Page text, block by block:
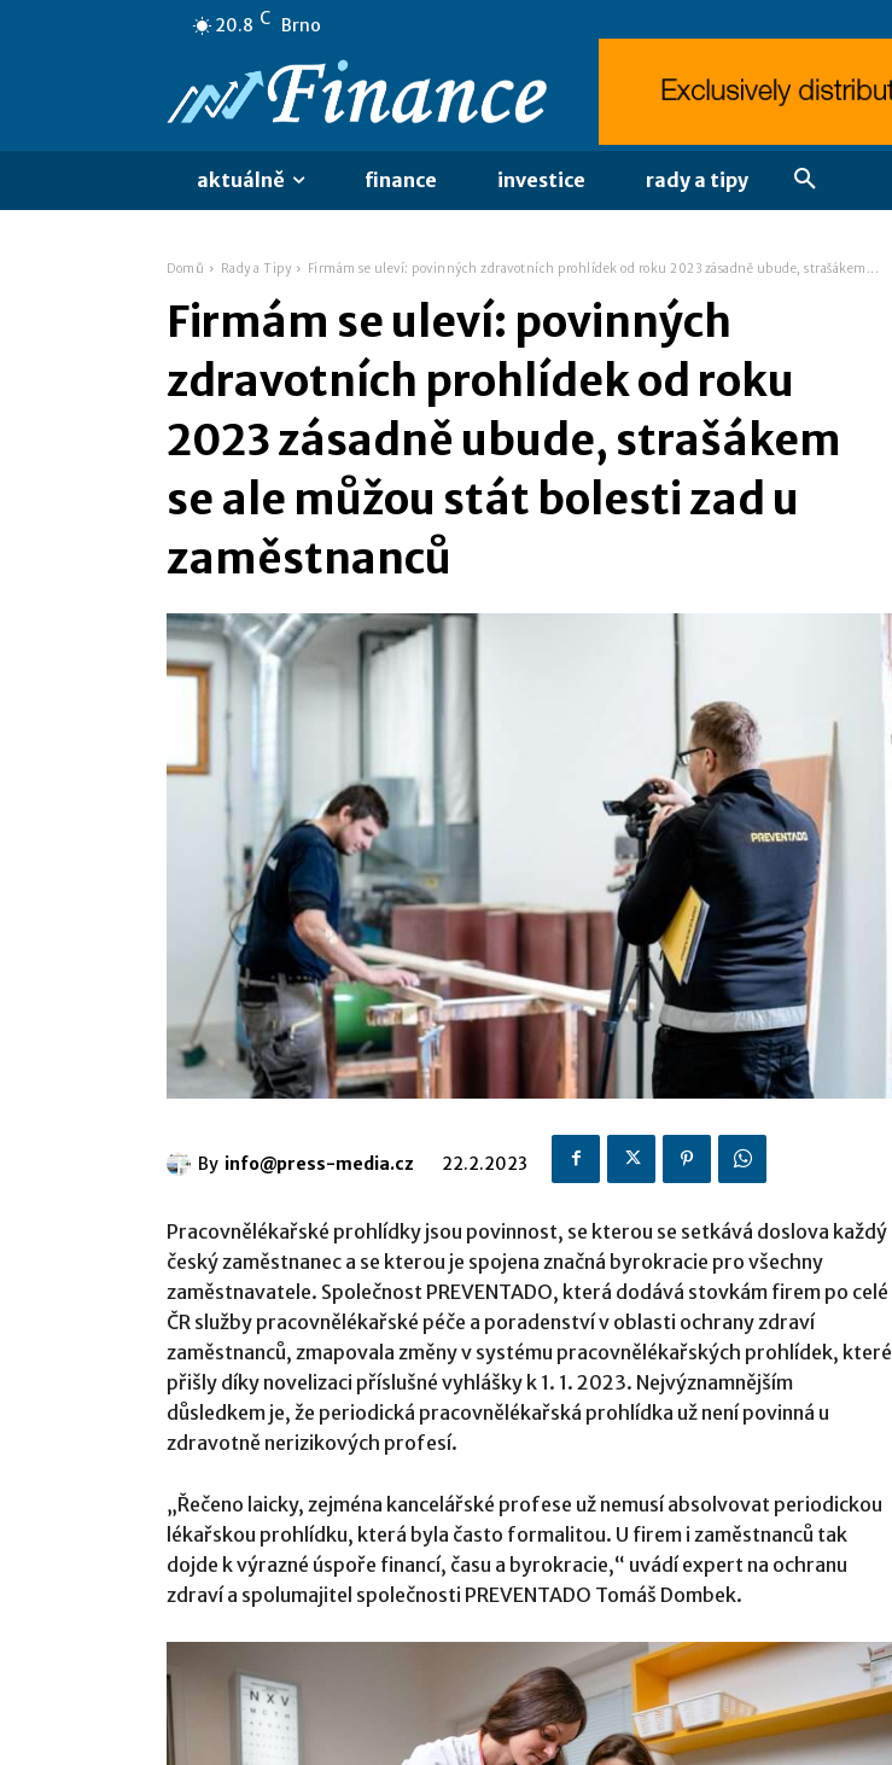
20.8 C Brno
aktuálně finance investice rady a tipy
Domů Rady a Tipy Firmám se uleví: povinných zdravotních prohlídek od roku 2023 zásadně ubude, strašákem...
Firmám se uleví: povinných
zdravotních prohlídek od roku
2023 zásadně ubude, strašákem
se ale můžou stát bolesti zad u
zaměstnanců
By info@press-media.cz 22.2.2023
Pracovnělékařské prohlídky jsou povinnost, se kterou se setkává doslova každý
český zaměstnanec a se kterou je spojena značná byrokracie pro všechny
zaměstnavatele. Společnost PREVENTADO, která dodává stovkám firem po celé
ČR služby pracovnělékařské péče a poradenství v oblasti ochrany zdraví
zaměstnanců, zmapovala změny v systému pracovnělékařských prohlídek, které
přišly díky novelizaci příslušné vyhlášky k 1. 1. 2023. Nejvýznamnějším
důsledkem je, že periodická pracovnělékařská prohlídka už není povinná u
zdravotně nerizikových profesí.
„Řečeno laicky, zejména kancelářské profese už nemusí absolvovat periodickou
lékařskou prohlídku, která byla často formalitou. U firem i zaměstnanců tak
dojde k výrazné úspoře financí, času a byrokracie,“ uvádí expert na ochranu
zdraví a spolumajitel společnosti PREVENTADO Tomáš Dombek.